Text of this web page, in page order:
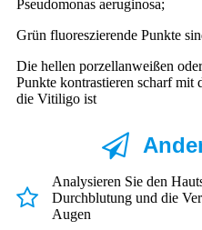
Pseudomonas aeruginosa;
Grün fluoreszierende Punkte
Die hellen porzellanweißen
Punkte kontrastieren scharf mit
die Vitiligo ist
Analysieren Sie den
Durchblutung und die
Augen